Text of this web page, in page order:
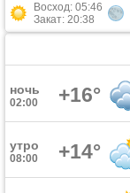
Восход: 05:46
Закат: 20:38
ночь
02:00 +16°
утро
08:00 +14°